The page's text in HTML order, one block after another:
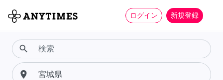
ログイン 新規登録
search
place